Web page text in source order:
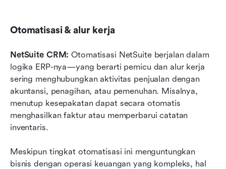
Otomatisasi & alur kerja
NetSuite CRM: Otomatisasi NetSuite berjalan dalam
logika ERP-nya—yang berarti pemicu dan alur kerja
sering menghubungkan aktivitas penjualan dengan
akuntansi, penagihan, atau pemenuhan. Misalnya,
menutup kesepakatan dapat secara otomatis
menghasilkan faktur atau memperbarui catatan
inventaris.
Meskipun tingkat otomatisasi ini menguntungkan
bisnis dengan operasi keuangan yang kompleks, hal